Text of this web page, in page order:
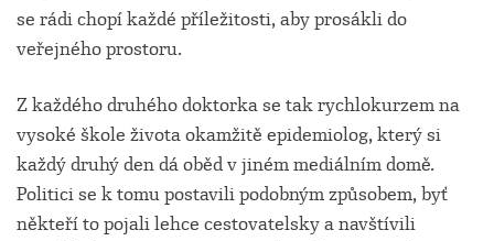
se rádi chopí každé příležitosti, aby prosákli do
veřejného prostoru.
Z každého druhého doktorka se tak rychlokurzem na
vysoké škole života okamžitě epidemiolog, který si
každý druhý den dá oběd v jiném mediálním domě.
Politici se k tomu postavili podobným způsobem, byť
někteří to pojali lehce cestovatelsky a navštívili